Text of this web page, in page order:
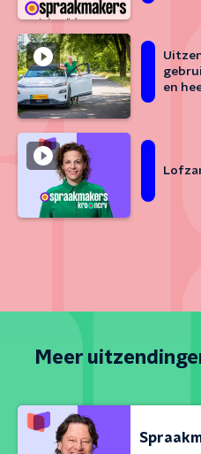
en
Meer